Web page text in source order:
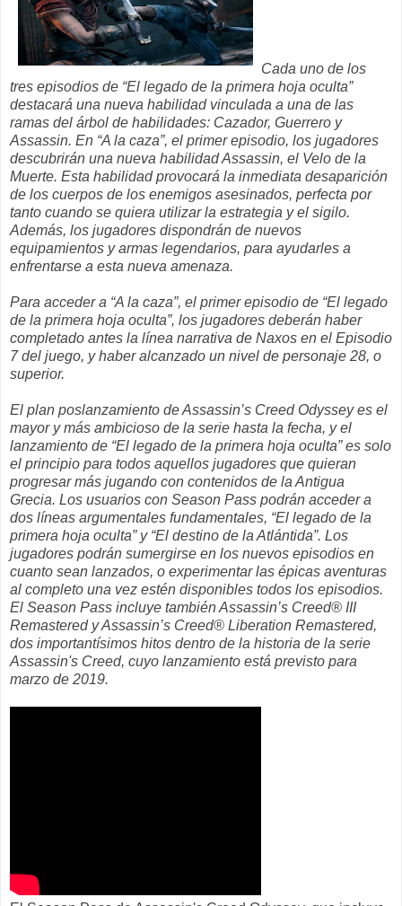
Cada uno de los
tres episodios de “El legado de la primera hoja oculta”
destacará una nueva habilidad vinculada a una de las
ramas del árbol de habilidades: Cazador, Guerrero y
Assassin. En “A la caza”, el primer episodio, los jugadores
descubrirán una nueva habilidad Assassin, el Velo de la
Muerte. Esta habilidad provocará la inmediata desaparición
de los cuerpos de los enemigos asesinados, perfecta por
tanto cuando se quiera utilizar la estrategia y el sigilo.
Además, los jugadores dispondrán de nuevos
equipamientos y armas legendarios, para ayudarles a
enfrentarse a esta nueva amenaza.
Para acceder a “A la caza”, el primer episodio de “El legado
de la primera hoja oculta”, los jugadores deberán haber
completado antes la línea narrativa de Naxos en el Episodio
7 del juego, y haber alcanzado un nivel de personaje 28, o
superior.
El plan poslanzamiento de Assassin’s Creed Odyssey es el
mayor y más ambicioso de la serie hasta la fecha, y el
lanzamiento de “El legado de la primera hoja oculta” es solo
el principio para todos aquellos jugadores que quieran
progresar más jugando con contenidos de la Antigua
Grecia. Los usuarios con Season Pass podrán acceder a
dos líneas argumentales fundamentales, “El legado de la
primera hoja oculta” y “El destino de la Atlántida”. Los
jugadores podrán sumergirse en los nuevos episodios en
cuanto sean lanzados, o experimentar las épicas aventuras
al completo una vez estén disponibles todos los episodios.
El Season Pass incluye también Assassin’s Creed® III
Remastered y Assassin’s Creed® Liberation Remastered,
dos importantísimos hitos dentro de la historia de la serie
Assassin's Creed, cuyo lanzamiento está previsto para
marzo de 2019.